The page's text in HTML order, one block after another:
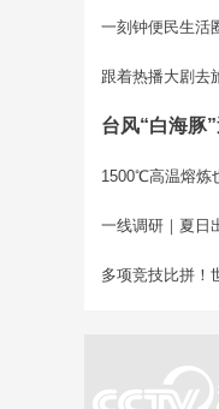
一刻钟便民生活
跟着热播大剧去
台风“白海豚
1500℃高温熔炼
一线调研｜夏日
多项竞技比拼！